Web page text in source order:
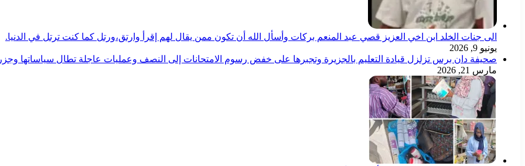
الى جنات الخلد ابن اخي العزيز قصي عبد المنعم بركات وأسأل الله أن تكون ممن يقال لهم إقرأ وارتق،ورتل كما كنت ترتل في الدنيا.
يونيو 9, 2026
صحيفة دان برس تزلزل قيادة التعليم بالجزيرة وتجبرها على خفض رسوم الامتحانات إلى النصف وعمليات عاجلة تطال سياساتها
مارس 21, 2026